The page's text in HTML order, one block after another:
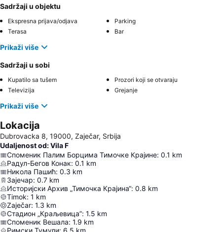
Sadržaji u objektu
Ekspresna prijava/odjava
Parking
Terasa
Bar
Prikaži više
Sadržaji u sobi
Kupatilo sa tušem
Prozori koji se otvaraju
Televizija
Grejanje
Prikaži više
Lokacija
Dubrovacka 8, 19000, Zaječar, Srbija
Udaljenost od: Vila F
Споменик Палим Борцима Тимочке Крајине: 0.1 km
Радул-Бегов Конак: 0.1 km
Никола Пашић: 0.3 km
Зајечар: 0.7 km
Историјски Архив „Тимочка Крајина“: 0.8 km
Timok: 1 km
Zaječar: 1.3 km
Стадион „Краљевица”: 1.5 km
Споменик Вешала: 1.9 km
Римски Тумули: 6.5 km